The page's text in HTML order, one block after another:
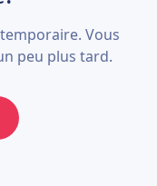
Vous
peu plus tard.